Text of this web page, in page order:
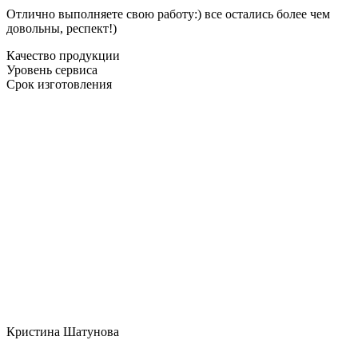
Отлично выполняете свою работу:) все остались более чем
довольны, респект!)
Качество продукции
Уровень сервиса
Срок изготовления
Кристина Шатунова